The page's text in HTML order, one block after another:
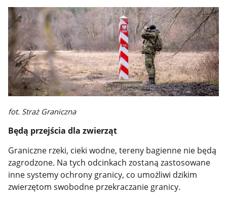
fot. Straż Graniczna
Będą przejścia dla zwierząt
Graniczne rzeki, cieki wodne, tereny bagienne nie będą
zagrodzone. Na tych odcinkach zostaną zastosowane
inne systemy ochrony granicy, co umożliwi dzikim
zwierzętom swobodne przekraczanie granicy.